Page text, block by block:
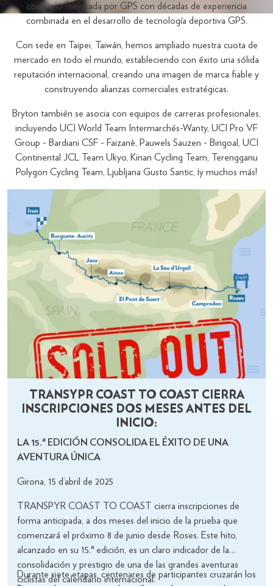
consumo mejorada por GPS con décadas de experiencia
combinada en el desarrollo de tecnología deportiva GPS.
Con sede en Taipei, Taiwán, hemos ampliado nuestra cuota de
mercado en todo el mundo, estableciendo con éxito una sólida
reputación internacional, creando una imagen de marca fiable y
construyendo alianzas comerciales estratégicas.
Bryton también se asocia con equipos de carreras profesionales,
incluyendo UCI World Team Intermarchés-Wanty, UCI Pro VF
Group - Bardiani CSF - Faizanè, Pauwels Sauzen - Bingoal, UCI
Continental JCL Team Ukyo, Kinan Cycling Team, Terengganu
Polygon Cycling Team, Ljubljana Gusto Santic, ¡y muchos más!
TRANSYPR COAST TO COAST CIERRA
INSCRIPCIONES DOS MESES ANTES DEL
INICIO:
LA 15.ª EDICIÓN CONSOLIDA EL ÉXITO DE UNA
AVENTURA ÚNICA
Girona, 15 d’abril de 2025
TRANSPYR COAST TO COAST cierra inscripciones de
forma anticipada, a dos meses del inicio de la prueba que
comenzará el próximo 8 de junio desde Roses. Este hito,
alcanzado en su 15.ª edición, es un claro indicador de la
consolidación y prestigio de una de las grandes aventuras
ciclistas del calendario internacional.
Durante siete etapas, centenares de participantes cruzarán los